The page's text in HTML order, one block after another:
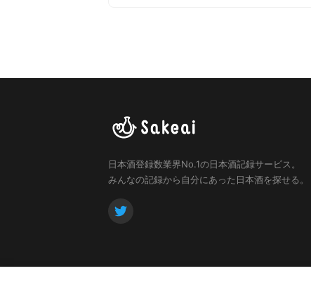
日本酒登録数業界No.1の日本酒記録サービス。
みんなの記録から自分にあった日本酒を探せる。